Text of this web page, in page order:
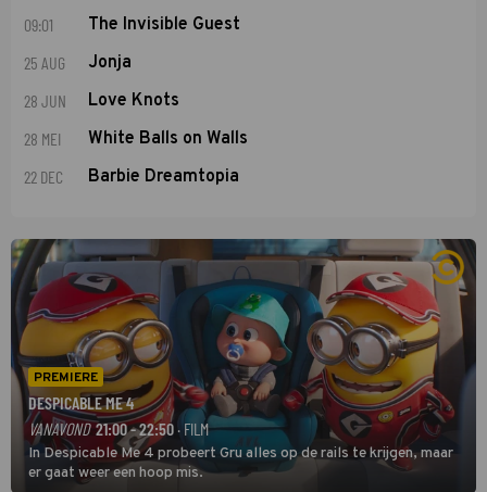
09:01 The Invisible Guest
25 AUG Jonja
28 JUN Love Knots
28 MEI White Balls on Walls
22 DEC Barbie Dreamtopia
PREMIERE
DESPICABLE ME 4
VANAVOND 21:00 - 22:50 · FILM
In Despicable Me 4 probeert Gru alles op de rails te krijgen, maar
er gaat weer een hoop mis.